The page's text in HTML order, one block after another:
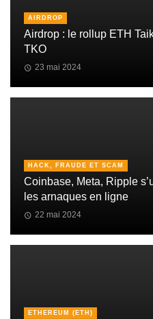
AIRDROP
Airdrop : le rollup ETH
TKO
23 mai 2024
HACK, FRAUDE ET SCAM
Coinbase, Meta, Ripple
les arnaques en ligne
22 mai 2024
ETHEREUM (ETH)